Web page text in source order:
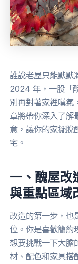
誰說老屋只能默默
2024 年，一股「
別再對著家裡嘆氣
章將帶你深入了解
意，讓你的家擺脫
宅。
一、醜屋改
與重點區域
改造的第一步，也
位。你是喜歡簡約
想要挑戰一下大膽
材、配色和家具